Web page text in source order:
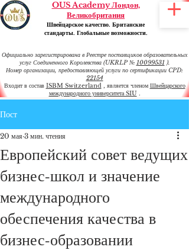
OUS Academy Лондон,
Великобритания
Швейцарское качество. Британские
стандарты. Глобальные возможности.
Официально зарегистрирована в Реестре поставщиков образовательных
услуг Соединенного Королевства (UKRLP № 10099531).
Номер организации, предоставляющей услуги по сертификации CPD:
22154
Входит в состав ISBM Switzerland, является членом Швейцарского
международного университета SIU.
Пост
Европейский совет ведущих
бизнес-школ и значение
международного
обеспечения качества в
бизнес-образовании
20 мая 3 мин. чтения